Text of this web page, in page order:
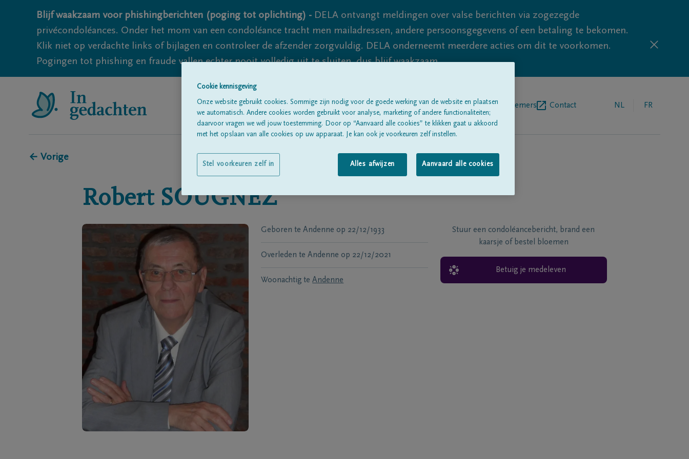
Blijf waakzaam voor phishingberichten (poging tot oplichting) - DELA ontvangt meldingen over valse berichten via zogezegde
privécondoléances. Onder het mom van een condoléance tracht men mailadressen, andere persoonsgegevens of een betaling te bekomen.
Klik niet op verdachte links of bijlagen en controleer de afzender zorgvuldig. DELA onderneemt meerdere acties om dit te voorkomen.
Pogingen tot phishing en fraude vallen echter nooit volledig uit te sluiten, dus blijf waakzaam.
Alle rouwberichtenOver onsBegrafenisondernemers Contact NL FR
← Vorige
Robert SOUGNEZ
Geboren te Andenne op 22/12/1933
Overleden te Andenne op 22/12/2021
Woonachtig te Andenne
Stuur een condoléancebericht, brand een
kaarsje of bestel bloemen
Betuig je medeleven
Cookie kennisgeving
Onze website gebruikt cookies. Sommige zijn nodig voor de goede werking van de website en plaatsen
we automatisch. Andere cookies worden gebruikt voor analyse, marketing of andere functionaliteiten;
daarvoor vragen we wél jouw toestemming. Door op “Aanvaard alle cookies” te klikken gaat u akkoord
met het opslaan van alle cookies op uw apparaat. Je kan ook je voorkeuren zelf instellen.
Alles afwijzen Aanvaard alle cookies
Stel voorkeuren zelf in